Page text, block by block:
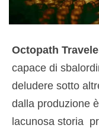
Octopath
capace di
deludere sotto
dalla produzione
lacunosa storia